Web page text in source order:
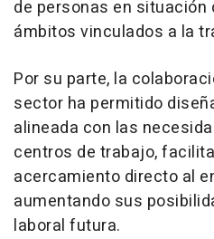
de personas en situación
ámbitos vinculados a la
Por su parte, la
sector ha permitido
alineada con las
centros de trabajo,
acercamiento directo al
aumentando sus
laboral futura.